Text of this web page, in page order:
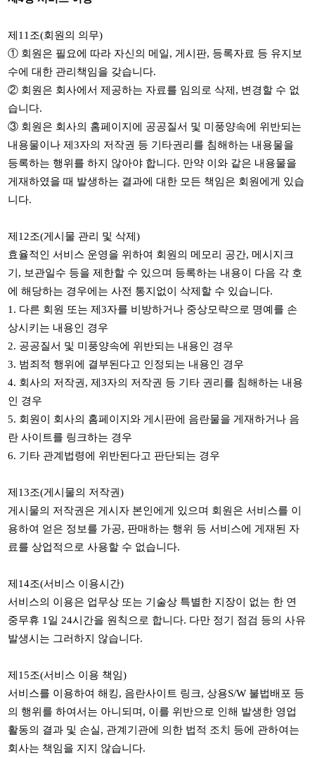
제 11 조(회원의 의무)
① 회원은 필요에 따라 자신의 메일, 게시판, 등록자료 등 유지보
수에 대한 관리책임을 갖습니다.
② 회원은 회사에서 제공하는 자료를 임의로 삭제 , 변경할 수 없
습니다.
③ 회원은 회사의 홈페이지에 공공질서 및 미풍양속에 위반되는
내용물이나 제3자의 저작권 등 기타권리를 침해하는 내용물을
등록하는 행위를 하지 않아야 합니다. 만약 이와 같은 내용물을
게재하였을 때 발생하는 결과에 대한 모든 책임은 회원에게 있습
니다.
제 12조(게시물 관리 및 삭제)
효율적인 서비스 운영을 위하여 회원의 메모리 공간,메시지크
기 , 보관일수 등을 제한할 수 있으며 등록하는 내용이 다음 각 호
에 해당하는 경우에는 사전 통지없이 삭제할 수 있습니다.
1. 다른 회원 또는 제3자를 비방하거나 중상모략으로 명예를 손
상시키는 내용인 경우
2. 공공질서 및 미풍양속에 위반되는 내용인 경우
3. 범죄적 행위에 결부된다고 인정되는 내용인 경우
4. 회사의 저작권 ,제3자의 저작권 등 기타 권리를 침해하는 내용
인 경우
5. 회원이 회사의 홈페이지와 게시판에 음란물을 게재하거나 음
란 사이트를 링크하는 경우
6. 기타 관계법령에 위반된다고 판단되는 경우
제 13조(게시물의 저작권)
게시물의 저작권은 게시자 본인에게 있으며 회원은 서비스를 이
용하여 얻은 정보를 가공, 판매하는 행위 등 서비스에 게재된 자
료를 상업적으로 사용할 수 없습니다.
제 14조(서비스 이용시간)
서비스의 이용은 업무상 또는 기술상 특별한 지장이 없는 한 연
중무휴 1 일 24시간을 원칙으로 합니다. 다만 정기 점검 등의 사유
발생시는 그러하지 않습니다.
제 15조(서비스 이용 책임)
서비스를 이용하여 해킹, 음란사이트 링크,상용S/W 불법배포 등
의 행위를 하여서는 아니되며 , 이를 위반으로 인해 발생한 영업
활동의 결과 및 손실, 관계기관에 의한 법적 조치 등에 관하여는
회사는 책임을 지지 않습니다.